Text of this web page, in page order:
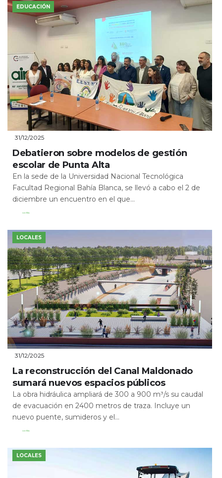
EDUCACIÓN
31/12/2025
Debatieron sobre modelos de gestión
escolar de Punta Alta
En la sede de la Universidad Nacional Tecnológica
Facultad Regional Bahía Blanca, se llevó a cabo el 2 de
diciembre un encuentro en el que...
Leer Más
LOCALES
31/12/2025
La reconstrucción del Canal Maldonado
sumará nuevos espacios públicos
La obra hidráulica ampliará de 300 a 900 m³/s su caudal
de evacuación en 2400 metros de traza. Incluye un
nuevo puente, sumideros y el...
Leer Más
LOCALES